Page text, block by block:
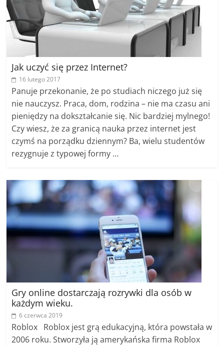
Jak uczyć się przez Internet?
16 lutego 2017
Panuje przekonanie, że po studiach niczego już się
nie nauczysz. Praca, dom, rodzina – nie ma czasu ani
pieniędzy na dokształcanie się. Nic bardziej mylnego!
Czy wiesz, że za granicą nauka przez internet jest
czymś na porządku dziennym? Ba, wielu studentów
rezygnuje z typowej formy …
Gry online dostarczają rozrywki dla osób w
każdym wieku.
6 czerwca 2019
Roblox Roblox jest grą edukacyjną, która powstała w
2006 roku. Stworzyła ją amerykańska firma Roblox